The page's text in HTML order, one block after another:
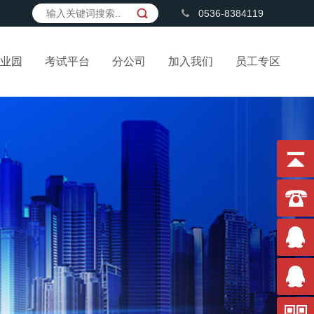
0536-8384119
园 考试平台 分公司 加入我们 员工专区